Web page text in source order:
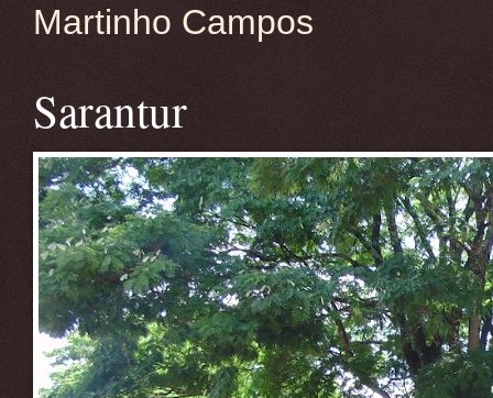
Martinho Campos
Sarantur